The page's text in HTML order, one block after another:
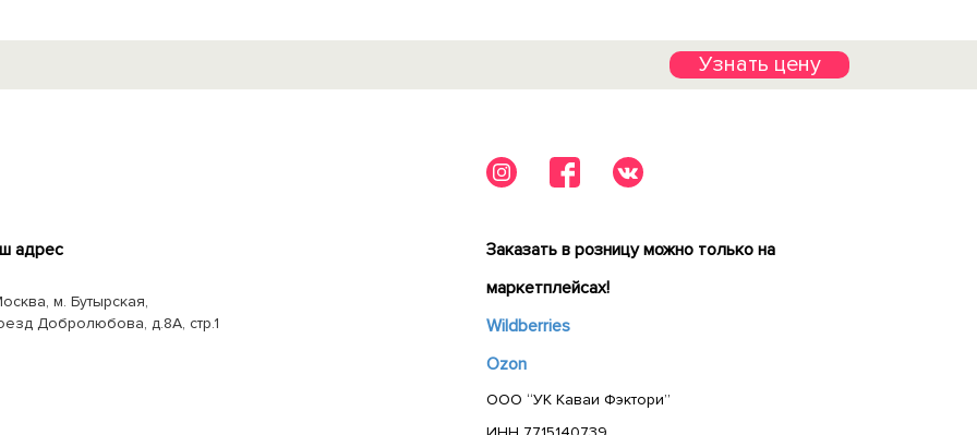
Узнать цену
адрес
м. Бутырская,
Добролюбова, д.8А, стр.1
Заказать в розницу можно только на
маркетплейсах!
Wildberries
Ozon
ООО “УК Каваи Фэктори”